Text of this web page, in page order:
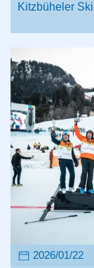
Kitzbüheler
2026/01/22